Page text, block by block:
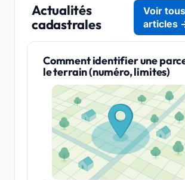
Actualités
cadastrales
Voir
articles
Comment identifier une
le terrain (numéro, limites)